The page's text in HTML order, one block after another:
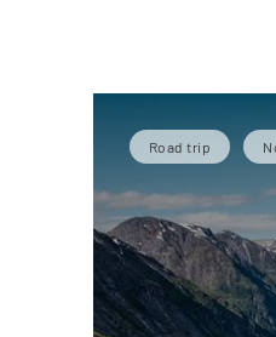
Road trip